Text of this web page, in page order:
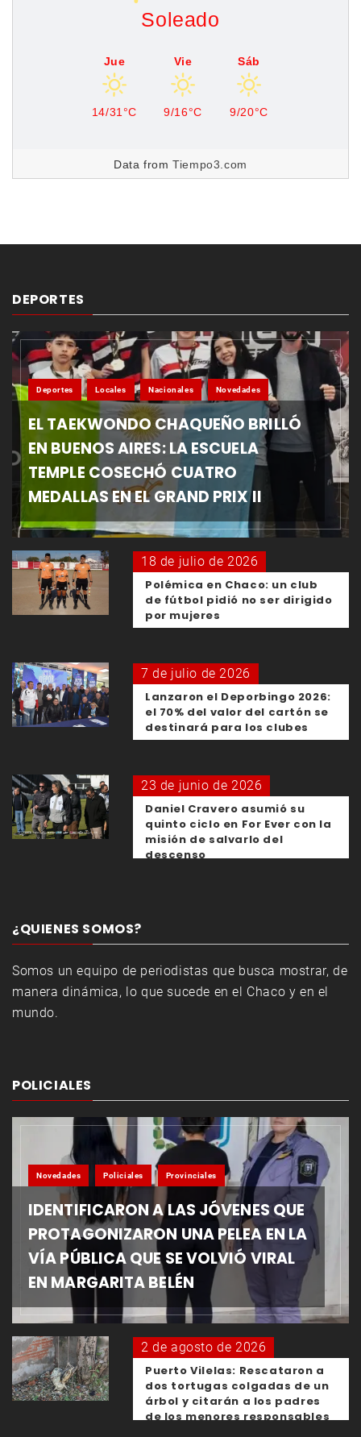
Soleado
Jue
14/31°C
Vie
9/16°C
Sáb
9/20°C
Data fromTiempo3.com
DEPORTES
Deportes Locales Nacionales Novedades
EL TAEKWONDO CHAQUEÑO BRILLÓ
EN BUENOS AIRES: LA ESCUELA
TEMPLE COSECHÓ CUATRO
MEDALLAS EN EL GRAND PRIX II
18 de julio de 2026
Polémica en Chaco: un club
de fútbol pidió no ser dirigido
por mujeres
7 de julio de 2026
Lanzaron el Deporbingo 2026:
el 70% del valor del cartón se
destinará para los clubes
23 de junio de 2026
Daniel Cravero asumió su
quinto ciclo en For Ever con la
misión de salvarlo del
descenso
¿QUIENES SOMOS?
Somos un equipo de periodistas que busca mostrar, de
manera dinámica, lo que sucede en el Chaco y en el
mundo.
POLICIALES
Novedades Policiales Provinciales
IDENTIFICARON A LAS JÓVENES QUE
PROTAGONIZARON UNA PELEA EN LA
VÍA PÚBLICA QUE SE VOLVIÓ VIRAL
EN MARGARITA BELÉN
2 de agosto de 2026
Puerto Vilelas: Rescataron a
dos tortugas colgadas de un
árbol y citarán a los padres
de los menores responsables